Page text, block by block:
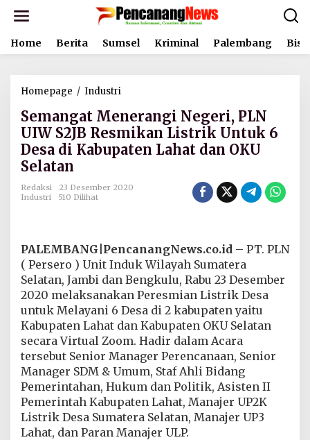
t
Home Berita Sumsel Kriminal Palembang
Homepage / Industri
m
a
n
g
M
a
n
g
i
N
e
g
e
r
i
,
P
L
N
U
Semangat Menerangi Negeri, PLN
UIW S2JB Resmikan Listrik Untuk 6
Desa di Kabupaten Lahat dan OKU
Selatan
Redaksi
23 Desember 2020
Industri
510 Dilihat
PALEMBANG|PencanangNews.co.id – PT. PLN
( Persero ) Unit Induk Wilayah Sumatera
Selatan, Jambi dan Bengkulu, Rabu 23 Desember
2020 melaksanakan Peresmian Listrik Desa
untuk Melayani 6 Desa di 2 kabupaten yaitu
Kabupaten Lahat dan Kabupaten OKU Selatan
secara Virtual Zoom. Hadir dalam Acara
tersebut Senior Manager Perencanaan, Senior
Manager SDM & Umum, Staf Ahli Bidang
Pemerintahan, Hukum dan Politik, Asisten II
Pemerintah Kabupaten Lahat, Manajer UP2K
Listrik Desa Sumatera Selatan, Manajer UP3
Lahat, dan Paran Manajer ULP.